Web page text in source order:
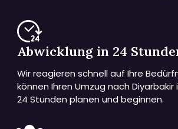
Abwicklung in 24
Wir reagieren schnell auf Ihre
können Ihren Umzug nach Diyarbakir
24 Stunden planen und beginnen.